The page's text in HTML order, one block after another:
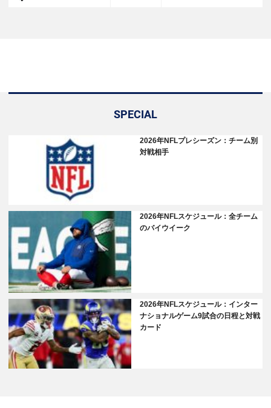
SPECIAL
2026年NFLプレシーズン：チーム別
対戦相手
2026年NFLスケジュール：全チーム
のバイウイーク
2026年NFLスケジュール：インター
ナショナルゲーム9試合の日程と対戦
カード